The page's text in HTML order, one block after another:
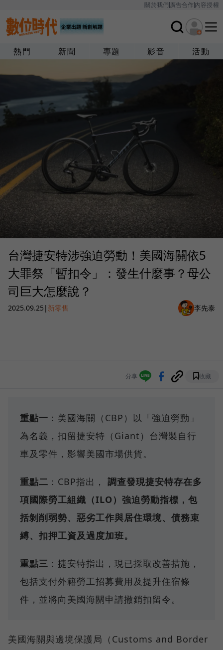
關於我們廣告合作內容授權
熱門 新聞 專題 影音 活動
台灣捷安特涉強迫勞動！美國海關依5
大罪祭「暫扣令」：發生什麼事？母公
司巨大怎麼說？
2025.09.25 | 新零售 李先泰
分享 收藏
重點一 ：美國海關（CBP）以「強迫勞動」
為名義，扣留捷安特（Giant）台灣製自行
車及零件，影響美國市場供貨。
重點二 ：CBP指出， 調查發現捷安特存在多
項國際勞工組織（ILO）強迫勞動指標，包
括剝削弱勢、惡劣工作與居住環境、債務束
縛、扣押工資及過度加班。
重點三 ：捷安特指出，現已採取改善措施，
包括支付外籍勞工招募費用及提升住宿條
件，並將向美國海關申請撤銷扣留令。
美國海關與邊境保護局（Customs and Border